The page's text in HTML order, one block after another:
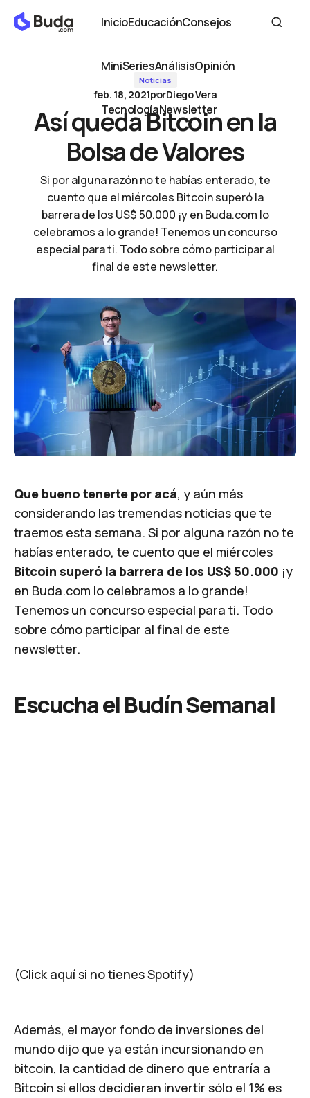
Inicio
Inicio
Educación
Educación
Consejos
Consejos
MiniSeries
MiniSeries
Análisis
Análisis
Opinión
Tecnología
Tecnología
Newsletter
Newsletter
Así queda Bitcoin en la Bolsa de Valores
Noticias
feb. 18, 2021porDiego Vera
Así queda Bitcoin en la
Bolsa de Valores
Si por alguna razón no te habías enterado, te
cuento que el miércoles Bitcoin superó la
barrera de los US$ 50.000 ¡y en Buda.com lo
celebramos a lo grande! Tenemos un concurso
especial para ti. Todo sobre cómo participar al
final de este newsletter.
Que bueno tenerte por acá, y aún más
considerando las tremendas noticias que te
traemos esta semana. Si por alguna razón no te
habías enterado, te cuento que el miércoles
Bitcoin superó la barrera de los US$ 50.000 ¡y
en Buda.com lo celebramos a lo grande!
Tenemos un concurso especial para ti. Todo
sobre cómo participar al final de este
newsletter.
Escucha el Budín Semanal
(Click aquí si no tienes Spotify)
Además, el mayor fondo de inversiones del
mundo dijo que ya están incursionando en
bitcoin, la cantidad de dinero que entraría a
Bitcoin si ellos decidieran invertir sólo el 1% es